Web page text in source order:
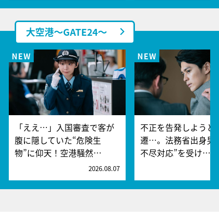
大空港～GATE24～
「ええ…」入国審査で客が
腹に隠していた“危険生
物”に仰天！空港騒然…
2026.08.07
不正を告発しようと
遷…。法務省出身男
不尽対応”を受け…